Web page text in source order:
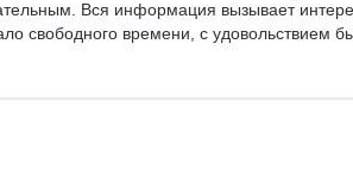
Вся информация вызывает
свободного времени, с удовольствием